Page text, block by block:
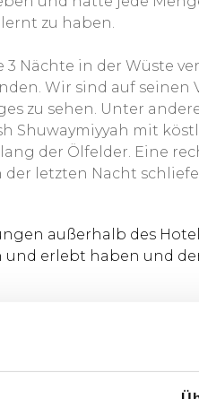
zu haben.
Nächte in der Wüste
Wir sind auf
zu sehen. Unter
Shuwaymiyyah mit
der Ölfelder. Eine
letzten Nacht
außerhalb des
und erlebt haben und
Ich bin ein
Vielen Dank für das